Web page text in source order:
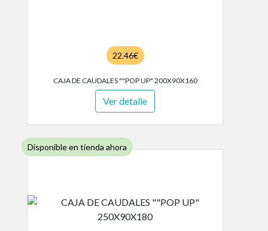
22.46€
CAJA DE CAUDALES ""POP UP" 200X90X160
Ver detalle
Disponible en tienda ahora